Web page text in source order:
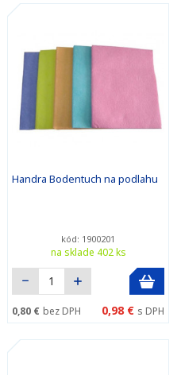
Handra Bodentuch na podlahu
kód: 1900201
na sklade 402 ks
0,80 € bez DPH 0,98 € s DPH